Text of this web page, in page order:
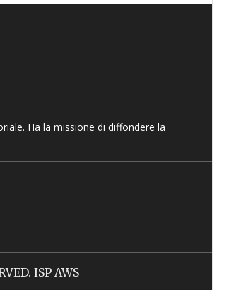
Ha la missione di diffondere la
ISP AWS